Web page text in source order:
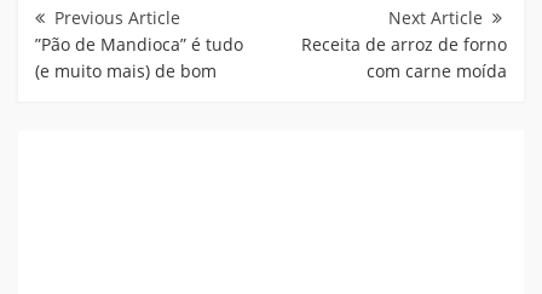
de
Post
”Pão de Mandioca” é tudo
(e muito mais) de bom
Receita de arroz de forno
com carne moída